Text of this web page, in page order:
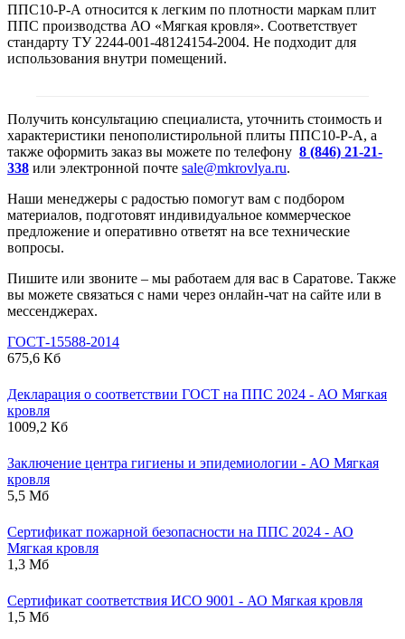
ППС10-Р-А относится к легким по плотности маркам плит
ППС производства АО «Мягкая кровля». Соответствует
стандарту ТУ 2244-001-48124154-2004. Не подходит для
использования внутри помещений.
Получить консультацию специалиста, уточнить стоимость и
характеристики пенополистирольной плиты ППС10-Р-А, а
также оформить заказ вы можете по телефону 8 (846) 21-21-
338 или электронной почте sale@mkrovlya.ru.
Наши менеджеры с радостью помогут вам с подбором
материалов, подготовят индивидуальное коммерческое
предложение и оперативно ответят на все технические
вопросы.
Пишите или звоните – мы работаем для вас в Саратове. Также
вы можете связаться с нами через онлайн-чат на сайте или в
мессенджерах.
ГОСТ-15588-2014
675,6 Кб
Декларация о соответствии ГОСТ на ППС 2024 - АО Мягкая
кровля
1009,2 Кб
Заключение центра гигиены и эпидемиологии - АО Мягкая
кровля
5,5 Мб
Сертификат пожарной безопасности на ППС 2024 - АО
Мягкая кровля
1,3 Мб
Сертификат соответствия ИСО 9001 - АО Мягкая кровля
1,5 Мб